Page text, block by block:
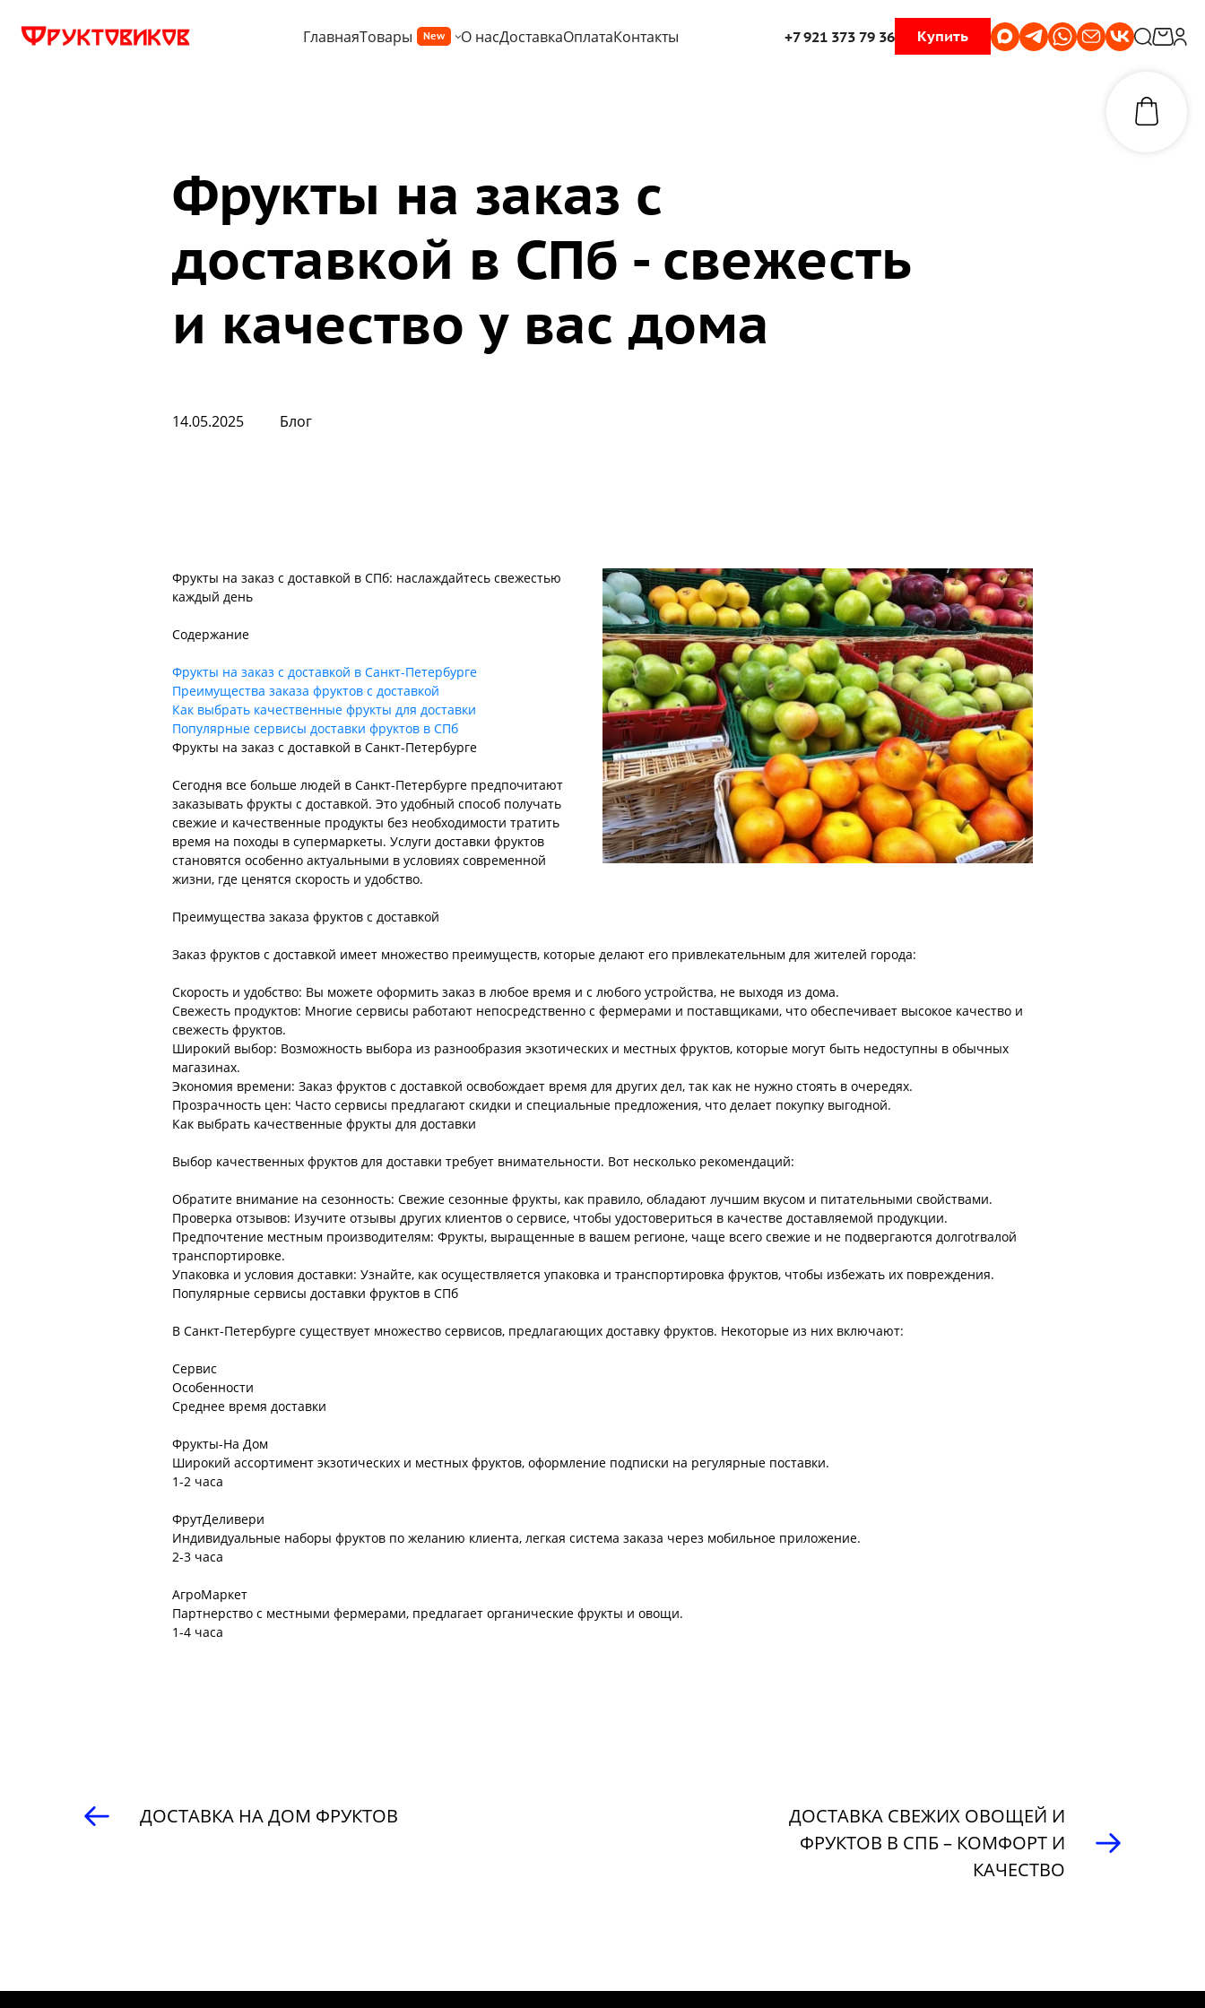
ГлавнаяТовары New О насДоставкаОплатаКонтакты +7 921 373 79 36 Купить
Фрукты на заказ с
доставкой в СПб - свежесть
и качество у вас дома
14.05.2025 Блог
Фрукты на заказ с доставкой в СПб: наслаждайтесь свежестью
каждый день
Содержание
Фрукты на заказ с доставкой в Санкт-Петербурге
Преимущества заказа фруктов с доставкой
Как выбрать качественные фрукты для доставки
Популярные сервисы доставки фруктов в СПб
Фрукты на заказ с доставкой в Санкт-Петербурге
Сегодня все больше людей в Санкт-Петербурге предпочитают
заказывать фрукты с доставкой. Это удобный способ получать
свежие и качественные продукты без необходимости тратить
время на походы в супермаркеты. Услуги доставки фруктов
становятся особенно актуальными в условиях современной
жизни, где ценятся скорость и удобство.
Преимущества заказа фруктов с доставкой
Заказ фруктов с доставкой имеет множество преимуществ, которые делают его привлекательным для жителей города:
Скорость и удобство: Вы можете оформить заказ в любое время и с любого устройства, не выходя из дома.
Свежесть продуктов: Многие сервисы работают непосредственно с фермерами и поставщиками, что обеспечивает высокое качество и
свежесть фруктов.
Широкий выбор: Возможность выбора из разнообразия экзотических и местных фруктов, которые могут быть недоступны в обычных
магазинах.
Экономия времени: Заказ фруктов с доставкой освобождает время для других дел, так как не нужно стоять в очередях.
Прозрачность цен: Часто сервисы предлагают скидки и специальные предложения, что делает покупку выгодной.
Как выбрать качественные фрукты для доставки
Выбор качественных фруктов для доставки требует внимательности. Вот несколько рекомендаций:
Обратите внимание на сезонность: Свежие сезонные фрукты, как правило, обладают лучшим вкусом и питательными свойствами.
Проверка отзывов: Изучите отзывы других клиентов о сервисе, чтобы удостовериться в качестве доставляемой продукции.
Предпочтение местным производителям: Фрукты, выращенные в вашем регионе, чаще всего свежие и не подвергаются долгotrвалой
транспортировке.
Упаковка и условия доставки: Узнайте, как осуществляется упаковка и транспортировка фруктов, чтобы избежать их повреждения.
Популярные сервисы доставки фруктов в СПб
В Санкт-Петербурге существует множество сервисов, предлагающих доставку фруктов. Некоторые из них включают:
Сервис
Особенности
Среднее время доставки
Фрукты-На Дом
Широкий ассортимент экзотических и местных фруктов, оформление подписки на регулярные поставки.
1-2 часа
ФрутДеливери
Индивидуальные наборы фруктов по желанию клиента, легкая система заказа через мобильное приложение.
2-3 часа
АгроМаркет
Партнерство с местными фермерами, предлагает органические фрукты и овощи.
1-4 часа
ДОСТАВКА НА ДОМ ФРУКТОВ
ДОСТАВКА СВЕЖИХ ОВОЩЕЙ И
ФРУКТОВ В СПБ – КОМФОРТ И
КАЧЕСТВО